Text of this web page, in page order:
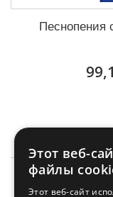
Песнопения
Этот веб-
файлы
Этот веб-сайт